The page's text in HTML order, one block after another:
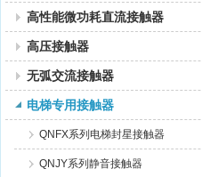
高性能微功耗直流接触器
高压接触器
无弧交流接触器
电梯专用接触器
QNFX系列电梯封星接触器
QNJY系列静音接触器